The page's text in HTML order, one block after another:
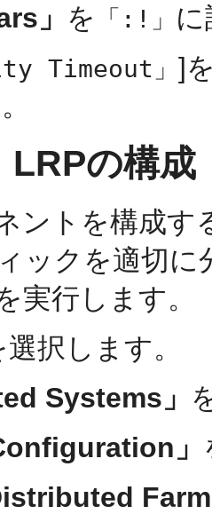
」 を 「:!」
Timeout」 ]
LRPの構成
ントを構成
ックを適切
実行します。
選択します。
Systems」
」